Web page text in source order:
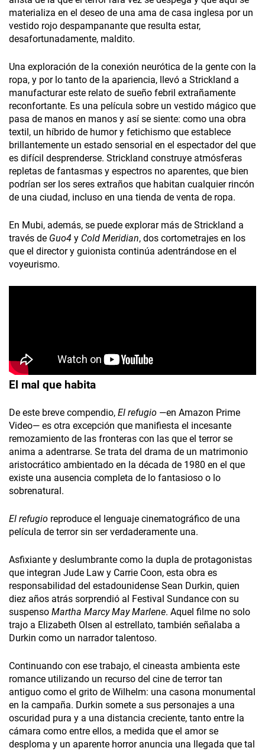
materializa en el deseo de una ama de casa inglesa por un
vestido rojo despampanante que resulta estar,
desafortunadamente, maldito.
Una exploración de la conexión neurótica de la gente con la
ropa, y por lo tanto de la apariencia, llevó a Strickland a
manufacturar este relato de sueño febril extrañamente
reconfortante. Es una película sobre un vestido mágico que
pasa de manos en manos y así se siente: como una obra
textil, un híbrido de humor y fetichismo que establece
brillantemente un estado sensorial en el espectador del que
es difícil desprenderse. Strickland construye atmósferas
repletas de fantasmas y espectros no aparentes, que bien
podrían ser los seres extraños que habitan cualquier rincón
de una ciudad, incluso en una tienda de venta de ropa.
En Mubi, además, se puede explorar más de Strickland a
través de Guo4 y Cold Meridian, dos cortometrajes en los
que el director y guionista continúa adentrándose en el
voyeurismo.
El mal que habita
De este breve compendio, El refugio —en Amazon Prime
Video— es otra excepción que manifiesta el incesante
remozamiento de las fronteras con las que el terror se
anima a adentrarse. Se trata del drama de un matrimonio
aristocrático ambientado en la década de 1980 en el que
existe una ausencia completa de lo fantasioso o lo
sobrenatural.
El refugio reproduce el lenguaje cinematográfico de una
película de terror sin ser verdaderamente una.
Asfixiante y deslumbrante como la dupla de protagonistas
que integran Jude Law y Carrie Coon, esta obra es
responsabilidad del estadounidense Sean Durkin, quien
diez años atrás sorprendió al Festival Sundance con su
suspenso Martha Marcy May Marlene. Aquel filme no solo
trajo a Elizabeth Olsen al estrellato, también señalaba a
Durkin como un narrador talentoso.
Continuando con ese trabajo, el cineasta ambienta este
romance utilizando un recurso del cine de terror tan
antiguo como el grito de Wilhelm: una casona monumental
en la campaña. Durkin somete a sus personajes a una
oscuridad pura y a una distancia creciente, tanto entre la
cámara como entre ellos, a medida que el amor se
desploma y un aparente horror anuncia una llegada que tal